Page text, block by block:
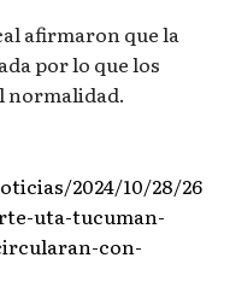
afirmaron que la
por lo que los
normalidad.
2024/10/28/26
uta-tucuman-
con-